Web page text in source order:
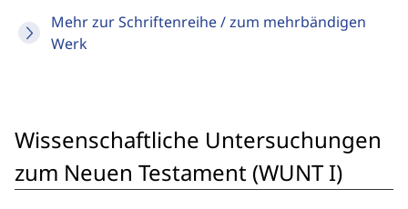
Mehr zur Schriftenreihe / zum mehrbändigen
Werk
Wissenschaftliche Untersuchungen
zum Neuen Testament (WUNT I)